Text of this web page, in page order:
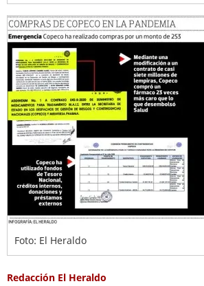
Foto: El Heraldo
Redacción El Heraldo